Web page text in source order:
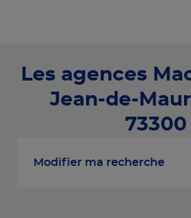
Les agences
Jean-de-
73300
Modifier ma recherche